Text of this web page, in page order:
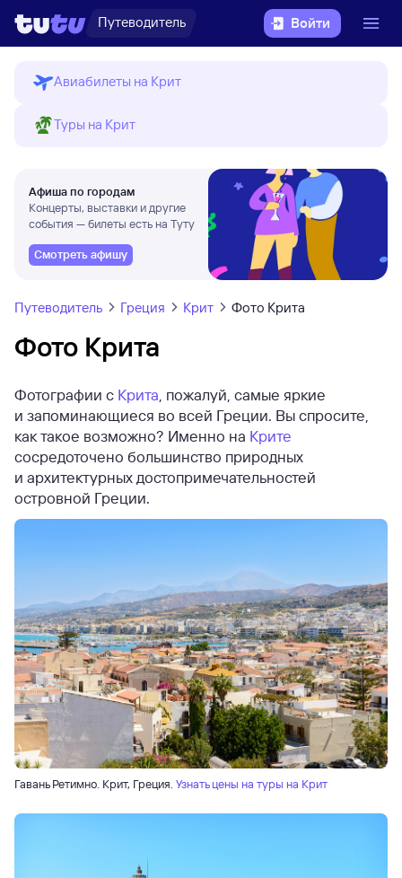
Путеводитель Войти
Авиабилеты на Крит
Туры на Крит
Афиша по городам
Концерты, выставки и другие
события — билеты есть на Туту
Смотреть афишу
Путеводитель Греция Крит Фото Крита
Фото Крита
Фотографии с Крита , пожалуй, самые яркие
и запоминающиеся во всей Греции. Вы спросите,
как такое возможно? Именно на Крите
сосредоточено большинство природных
и архитектурных достопримечательностей
островной Греции.
Гавань Ретимно. Крит, Греция. Узнать цены на туры на Крит